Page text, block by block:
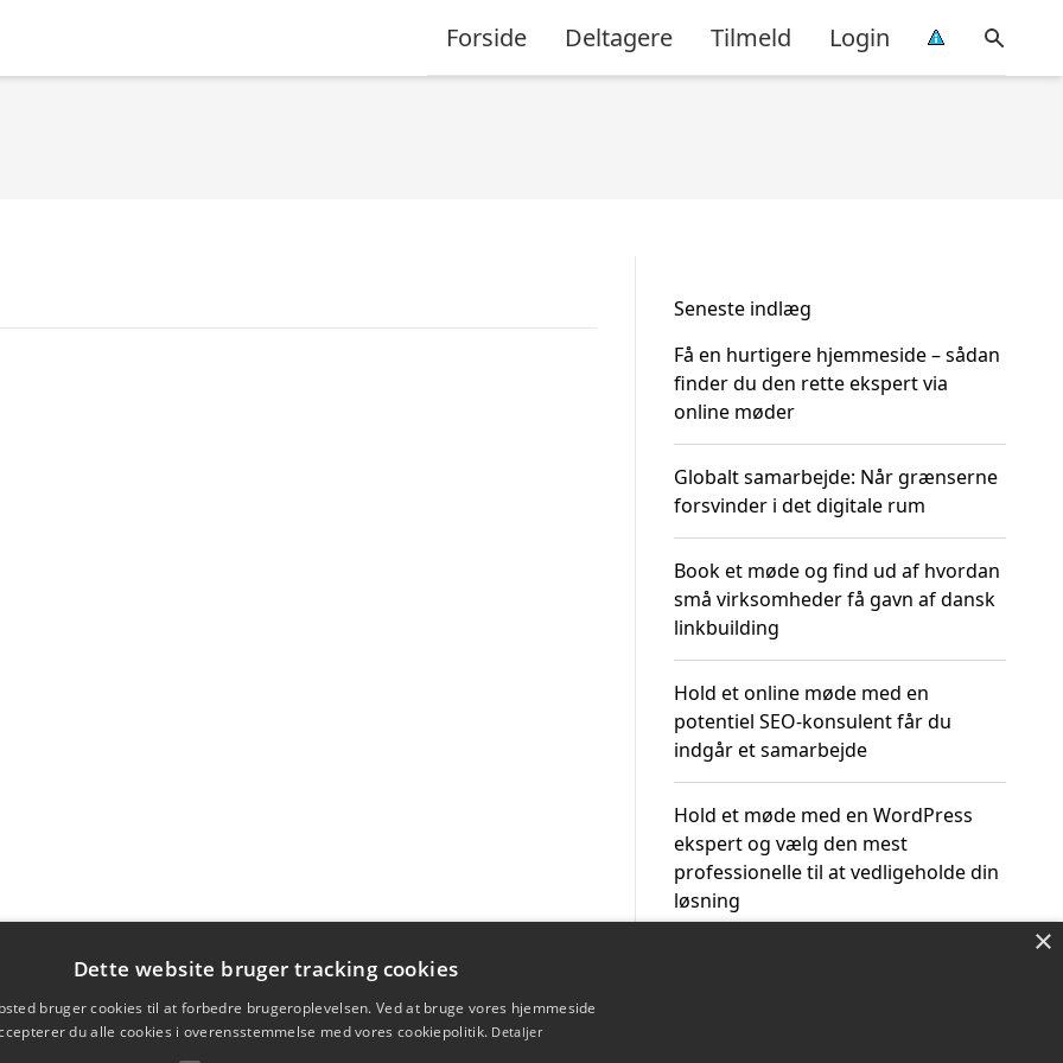
Forside Deltagere Tilmeld Login
Seneste indlæg
Få en hurtigere hjemmeside – sådan
finder du den rette ekspert via
online møder
Globalt samarbejde: Når grænserne
forsvinder i det digitale rum
Book et møde og find ud af hvordan
små virksomheder få gavn af dansk
linkbuilding
Hold et online møde med en
potentiel SEO-konsulent får du
indgår et samarbejde
Hold et møde med en WordPress
ekspert og vælg den mest
professionelle til at vedligeholde din
løsning
×
Dette website bruger tracking cookies
bruger cookies til at forbedre brugeroplevelsen. Ved at bruge vores hjemmeside
du alle cookies i overensstemmelse med vores cookiepolitik. Detaljer